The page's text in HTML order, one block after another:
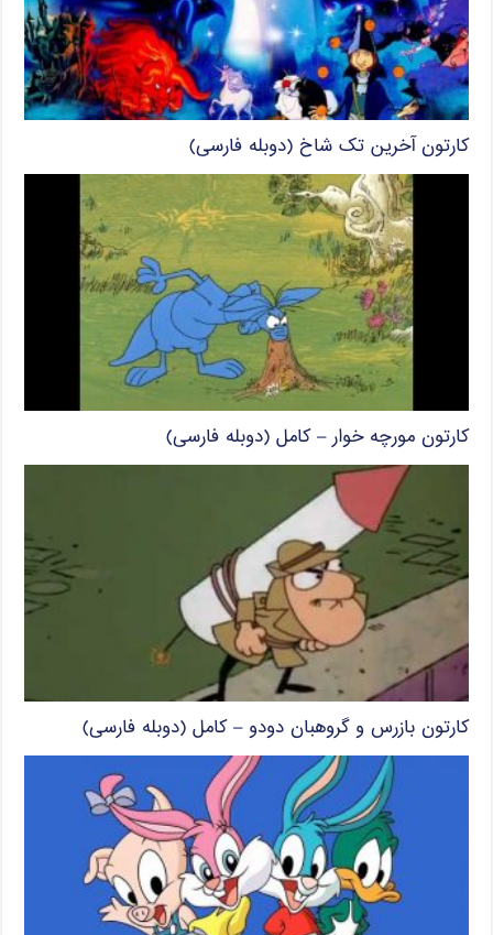
کارتون آخرین تک شاخ (دوبله فارسی)
کارتون مورچه خوار – کامل (دوبله فارسی)
کارتون بازرس و گروهبان دودو – کامل (دوبله فارسی)